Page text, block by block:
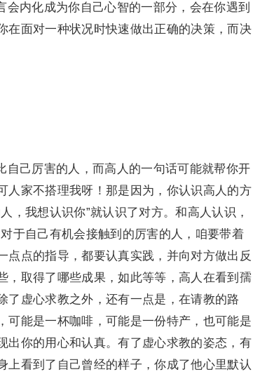
内化成为你自己心智的一部分，会在你遇到
在面对一种状况时快速做出正确的决策，而决
己厉害的人，而高人的一句话可能就帮你开
人家不搭理我呀！那是因为，你认识高人的方
，我想认识你”就认识了对方。和高人认识，
于自己有机会接触到的厉害的人，咱要带着
点的指导，都要认真实践，并向对方做出反
，取得了哪些成果，如此等等，高人在看到孺
了虚心求教之外，还有一点是，在请教的路
可能是一杯咖啡，可能是一份特产，也可能是
出你的用心和认真。有了虚心求教的姿态，有
上看到了自己曾经的样子，你成了他心里默认